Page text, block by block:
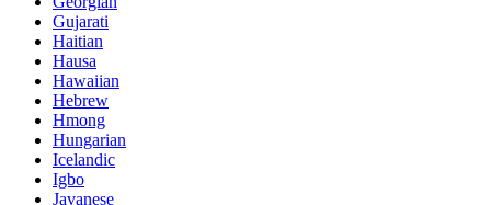
Gujarati
Haitian
Hausa
Hawaiian
Hebrew
Hmong
Hungarian
Icelandic
Igbo
Javanese